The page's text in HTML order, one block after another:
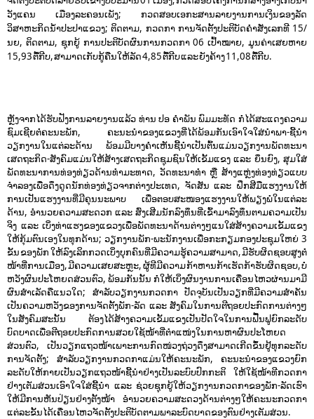
ວັງແຄນ ເມືອງລະຄອນເພັງ; ກວດສອບເອກະສານລາຍງານການເງິນຂອງລັດ
ວິສາຫະກິດນໍ້າປະປາແຂວງ; ຕິດຕາມ, ກວດກາ ການຈັດຕັ້ງປະຕິບັດຄໍາສັ່ງເລກທີ 15/
ນຍ, ຕິດຕາມ, ຊຸກຍູ້ ການປະຕິບັດຜົນການກວດກາ 06 ເປົ້າໝາຍ, ມູນຄ່າເສຍຫາຍ
15,93 ຕື້ກີບ, ສາມາດເກັບກູ້ຄືນໃຫ້ລັດ 4,85 ຕື້ກີບ ແລະ ຍັງຄ້າງ 11,08 ຕື້ກີບ.
ຫຼັງຈາກໄດ້ຮັບຟັງການລາຍງານແລ້ວ ທ່ານ ປອ ຄຳພັນ ພົມມະທັດ ກໍ່ໄດ້ສະແດງຄວາມ
ຊົມເຊີຍຕໍ່ຄະນະພັກ, ຄະນະນຳຂອງແຂວງທີ່ໄດ້ພ້ອມກັນເອົາໃຈໃສ່ນຳພາ-ຊີ້ນຳ
ວຽກງານໃນແຕ່ລະດ້ານ ພ້ອມມີບາງຄຳເຫັນຊີ້ນຳເປັນຕົ້ນແມ່ນວຽກງານພັດທະນາ
ເສດຖະກິດ-ສັງຄົມແມ່ນໃຫ້ສ້າງເສດຖະກິດຊຸມຊົນໃຫ້ເຂັ້ມແຂງ ແລະ ຍຶນຍົງ, ສຸມໃສ່
ພັດທະນາການທ່ອງທ່ຽວດ້ານທຳມະທາດ, ວັດທະນາທຳ ຫຼື ສ້າງແຫຼ່ງທ່ອງທ່ຽວແບບ
ຈຳລອງເພື່ອດຶງດູດນັກທ່ອງທ່ຽວຈາກຕ່າງປະເທດ, ຈັດສັນ ແລະ ຝຶກສີມືແຮງງານໃຫ້
ການເປັນແຮງງານທີ່ມີຄຸນນະພາບ ເພື່ອຕອບສະໜອງແຮງງານໃຫ້ພຽງພໍໃນແຕ່ລະ
ດ້ານ, ອຳນວຍຄວາມສະດວກ ແລະ ສົ່ງເສີມນັກລົງທຶນທີ່ເຂົ້າມາລົງທຶນຕາມຄວາມເປັນ
ຈິງ ແລະ ເບິ່ງທ່າແຮງຂອງແຂວງເພື່ອພັດທະນາດ້ານຕ່າງໆແນໃສ່ສ້າງຄວາມເຂັ້ມແຂງ
ໃຫ້ກຸ້ມຕົນເອງໃນທຸກດ້ານ; ວຽກງານພັກ-ພະນັກງານເພື່ອກະກຽມກອງປະຊຸມໃຫຍ່ 3
ຂັ້ນ ຂອງພັກ ໃຫ້ລົງເລິກກວດເບິ່ງບຸກຄົນທີ່ມີຄວາມຮູ້ຄວາມສາມາດ, ມີຮັບຜິດຊອບສູງຕໍ່
ໜ້າທີ່ການເມືອງ, ມີຄວາມເສຍສະຫຼະ, ຜູ້ທີມີຄວາມ ກ້າຫານກ້າເຮັດກ້າຮັບຜິດຊອບ, ບໍ່
ຫວັງຜົນປະໂຫຍດສ່ວນຕົວ, ພ້ອມກັນນັ້ນ ກໍ່ໃຫ້ເບິ່ງຜົນງານການເຄື່ອນໄຫວຜ່ານມາມີ
ຜົນສໍາເລັດຄືແນວໃດ; ສໍາລັບວຽກງານກວດກາ ປັດຈຸບັນເປັນວຽກທີ່ມີຄວາມສຳຄັນ
ເປັນຄວາມຫວັງຂອງການຈັດຕັ້ງພັກ-ລັດ ແລະ ສັງຄົມໃນການຕີຖອຍປະກົດການຕ່າງໆ
ໃນສັງຄົມສະນັ້ນ ຕ້ອງໄດ້ສ້າງຄວາມເຂັ້ມແຂງເປັນປັດໃຈໃນການຟື້ນຟູຍົກລະດັບ
ບົດບາດເພື່ອຕີຖອຍປະກົດການສວຍໃຊ້ໜ້າທີ່ຕຳແໜ່ງໃນການຫາຜົນປະໂຫຍດ
ສ່ວນຕົວ, ເປັນວຽກແຖວໜ້າເພາະການກົດໜ່ວງຖ່ວງດຶງສາມາດເກີດຂຶ້ນຢູ້ທຸກລະດັບ
ການຈັດຕັ້ງ; ສຳລັບວຽກງານກວດກາແມ່ນໃຫ້ຄະນະພັກ, ຄະນະນຳຂອງແຂວງຍົກ
ລະດັບໃຫ້ກາຍເປັນວຽກແຖວໜ້າຊີ້ນຳຢ່າງເປັນລະບົບປົກກະຕິ ໃຫ້ໃຊ້ໜ້າທີກວດກາ
ຢ່າງເຕັມສ່ວນເອົາໃຈໃສ່ຊີ້ນຳ ແລະ ຊ່ວຍຊຸກຍູ້ໃຫ້ວຽກງານກວດກາຂອງພັກ-ລັດເຮົາ
ໃຫ້ມີການຫັນປ່ຽນຢ່າງຕັ້ງໜ້າ ອຳນວຍຄວາມສະດວງດ້ານຕ່າງໆໃຫ້ຄະນະກວດກາ
ແຕ່ລະຂັ້ນໄດ້ເຄື່ອນໄຫວຈັດຕັ້ງປະຕິບັດຕາມພາລະບົດບາດຂອງຕົນຢ່າງເຕັມສ່ວນ.